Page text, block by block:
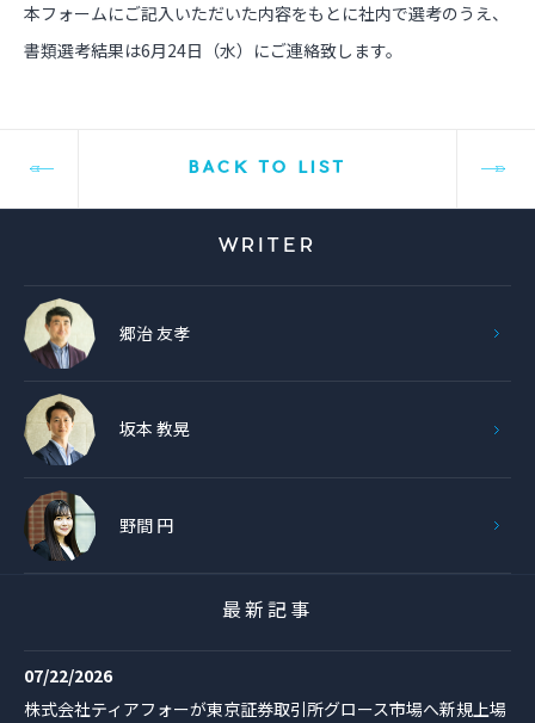
本フォームにご記入いただいた内容をもとに社内で選考のうえ、
書類選考結果は6月24日（水）にご連絡致します。
BACK TO LIST
WRITER
郷治 友孝
坂本 教晃
野間 円
最新記事
07/22/2026
株式会社ティアフォーが東京証券取引所グロース市場へ新規上場